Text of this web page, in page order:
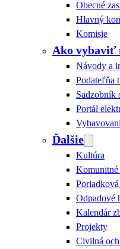
Obecné
Hlavný
Komisie
Ako vybaviť
Návody a
Podateľňa
Sadzobník
Portál
Ďalšie
Kultúra
Komunitné
Poriadková
Odpadové
Kalendár
Projekty
Civilná